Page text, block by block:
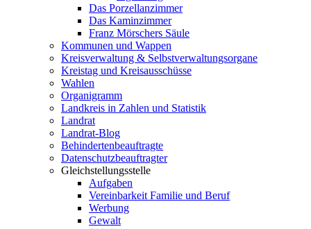
Das Porzellanzimmer
Das Kaminzimmer
Franz Mörschers Säule
Kommunen und Wappen
Kreisverwaltung & Selbstverwaltungsorgane
Kreistag und Kreisausschüsse
Wahlen
Organigramm
Landkreis in Zahlen und Statistik
Landrat
Landrat-Blog
Behindertenbeauftragte
Datenschutzbeauftragter
Gleichstellungsstelle
Aufgaben
Vereinbarkeit Familie und Beruf
Werbung
Gewalt